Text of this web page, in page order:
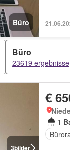
Büro
Büro
23619 ergebnisse
3bilder
€
1